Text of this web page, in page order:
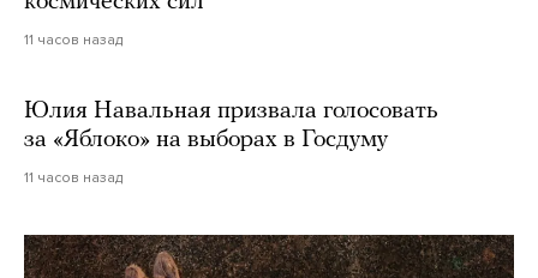
11 часов назад
Юлия Навальная призвала голосовать
за «Яблоко» на выборах в Госдуму
11 часов назад